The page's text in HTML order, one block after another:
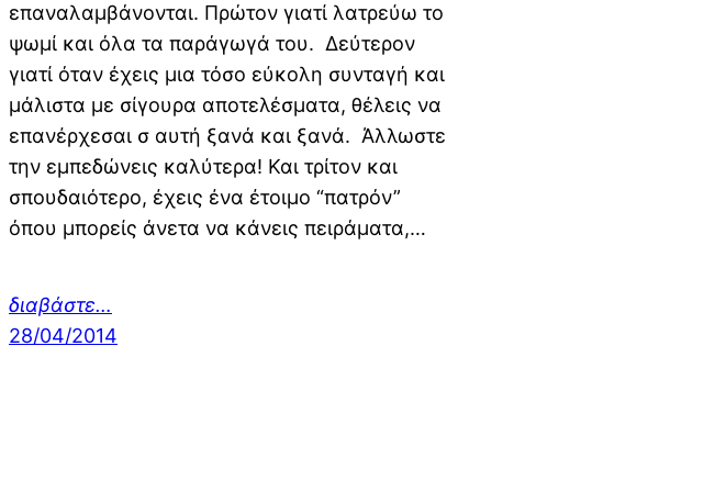
επαναλαμβάνονται. Πρώτον γιατί λατρεύω το
ψωμί και όλα τα παράγωγά του. Δεύτερον
γιατί όταν έχεις μια τόσο εύκολη συνταγή και
μάλιστα με σίγουρα αποτελέσματα, θέλεις να
επανέρχεσαι σ αυτή ξανά και ξανά. Άλλωστε
την εμπεδώνεις καλύτερα! Και τρίτον και
σπουδαιότερο, έχεις ένα έτοιμο “πατρόν”
όπου μπορείς άνετα να κάνεις πειράματα,…
διαβάστε…
28/04/2014